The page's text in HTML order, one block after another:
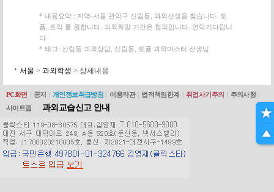
* 내용요약 : 지역-서울 관악구 신림동, 과외선생을 찾습니다. 토
플, 토익 를 원합니다. 과외희망 기간은 협의입니다. 연락기다립니
다.
* 태그: 신림동 과외상담, 신림동, 토플 과외마스터 선생님
서울 > 과외학생 > 상세내용
PC화면 공지 개인정보취급방침 이용약관 법적책임한계 취업사기주의 주의사항
사이트맵
과외교습신고 안내